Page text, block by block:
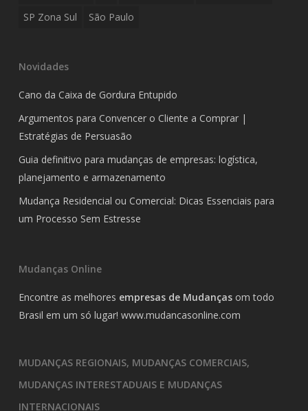
SP Zona Sul
São Paulo
Novidades
Cano da Caixa de Gordura Entupido
Argumentos para Convencer o Cliente a Comprar |
Estratégias de Persuasão
Guia definitivo para mudanças de empresas: logística,
planejamento e armazenamento
Mudança Residencial ou Comercial: Dicas Essenciais para
um Processo Sem Estresse
Mudanças Online
Encontre as melhores empresas de Mudançasom todo
Brasil em um só lugar! www.mudancasonline.com
MUDANÇAS REGIONAIS, MUDANÇAS COMERCIAIS,
MUDANÇAS INTERESTADUAIS E MUDANÇAS
INTERNACIONAIS